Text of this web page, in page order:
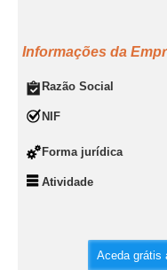
Informações da
Razão Social
NIF
Forma jurídica
Atividade
Aceda grátis